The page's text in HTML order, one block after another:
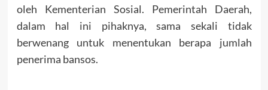
oleh Kementerian Sosial. Pemerintah Daerah,
dalam hal ini pihaknya, sama sekali tidak
berwenang untuk menentukan berapa jumlah
penerima bansos.